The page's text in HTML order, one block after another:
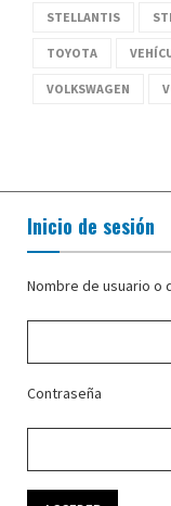
STELLANTIS
TOYOTA
VOLKSWAGEN
Inicio de sesión
Nombre de usuario
Contraseña